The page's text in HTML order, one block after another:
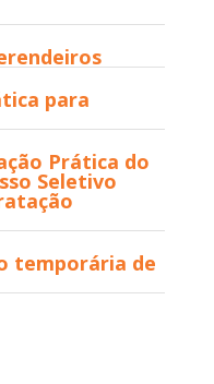
para
Prática do
Seletivo
temporária de